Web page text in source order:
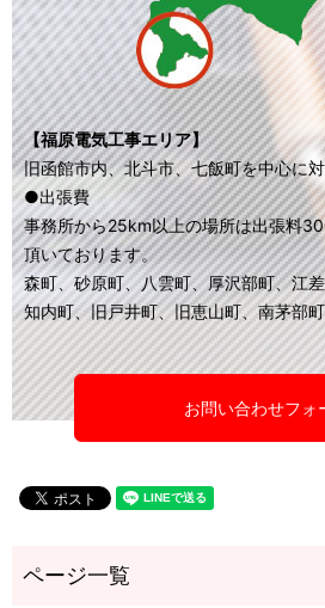
【福原電気工事エリア】
旧函館市内、北斗市、七飯町を中心に対
●出張費
事務所から25km以上の場所は出張料
頂いております。
森町、砂原町、八雲町、厚沢部町、江
知内町、旧戸井町、旧恵山町、南茅部
お問い合わせフォ